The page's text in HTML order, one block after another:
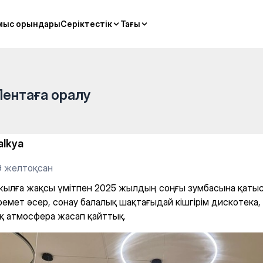
орындарыСеріктестік Тағы
орындарыСеріктестік Тағы
2025 жылдың соңғы
оралу
желтоқсан
жақсы үмітпен 2025 жылдың соңғы зумбасына
әсер, сонау балалық шақтағыдай кішгірім
жасап қайттық.